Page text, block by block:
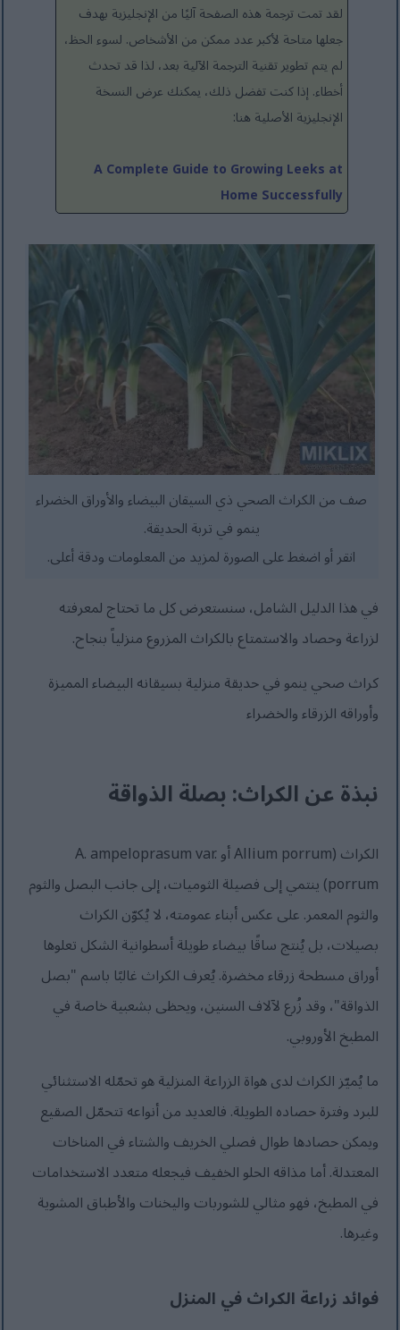
لقد تمت ترجمة هذه الصفحة آليًا من الإنجليزية بهدف
جعلها متاحة لأكبر عدد ممكن من الأشخاص. لسوء الحظ،
لم يتم تطوير تقنية الترجمة الآلية بعد، لذا قد تحدث
أخطاء. إذا كنت تفضل ذلك، يمكنك عرض النسخة
الإنجليزية الأصلية هنا:
A Complete Guide to Growing Leeks at
Home Successfully
صف من الكراث الصحي ذي السيقان البيضاء والأوراق الخضراء
ينمو في تربة الحديقة.
انقر أو اضغط على الصورة لمزيد من المعلومات ودقة أعلى.
في هذا الدليل الشامل، سنستعرض كل ما تحتاج لمعرفته
لزراعة وحصاد والاستمتاع بالكراث المزروع منزلياً بنجاح.
كراث صحي ينمو في حديقة منزلية بسيقانه البيضاء المميزة
وأوراقه الزرقاء والخضراء
نبذة عن الكراث: بصلة الذواقة
الكراث (Allium porrum أو A. ampeloprasum var.
porrum) ينتمي إلى فصيلة الثوميات، إلى جانب البصل والثوم
والثوم المعمر. على عكس أبناء عمومته، لا يُكوّن الكراث
بصيلات، بل يُنتج ساقًا بيضاء طويلة أسطوانية الشكل تعلوها
أوراق مسطحة زرقاء مخضرة. يُعرف الكراث غالبًا باسم "بصل
الذواقة"، وقد زُرع لآلاف السنين، ويحظى بشعبية خاصة في
المطبخ الأوروبي.
ما يُميّز الكراث لدى هواة الزراعة المنزلية هو تحمّله الاستثنائي
للبرد وفترة حصاده الطويلة. فالعديد من أنواعه تتحمّل الصقيع
ويمكن حصادها طوال فصلي الخريف والشتاء في المناخات
المعتدلة. أما مذاقه الحلو الخفيف فيجعله متعدد الاستخدامات
في المطبخ، فهو مثالي للشوربات واليخنات والأطباق المشوية
وغيرها.
فوائد زراعة الكراث في المنزل